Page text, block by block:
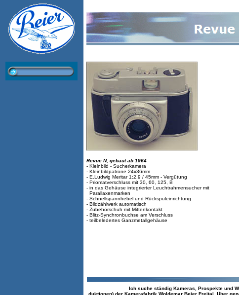
Revue N, gebaut ab 1964
- Kleinbild - Sucherkamera
- Kleinbildpatrone 24x36mm
- E.Ludwig Meritar 1:2,9 / 45mm - Vergütung
- Priomatverschluss mit 30, 60, 125, B
- in das Gehäuse integrierter Leuchtrahmensucher mit
Parallaxenmarken
- Schnellspannhebel und Rückspuleinrichtung
- Bildzählwerk automatisch
- Zubehörschuh mit Mittenkontakt
- Blitz-Synchronbuchse am Verschluss
- teilbeledertes Ganzmetallgehäuse
Ich suche ständig Kameras, Prospekte und
duktionen) der Kamerafabrik Woldemar Beier Freital. Über